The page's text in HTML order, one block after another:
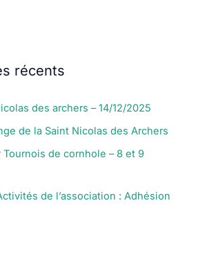
récents
des archers – 14/12/2025
de la Saint Nicolas des Archers
Tournois de cornhole – 8 et 9
de l’association : Adhésion